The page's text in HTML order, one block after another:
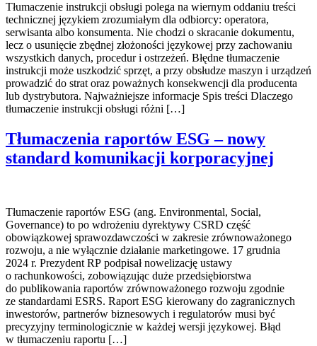
Tłumaczenie instrukcji obsługi polega na wiernym oddaniu treści
technicznej językiem zrozumiałym dla odbiorcy: operatora,
serwisanta albo konsumenta. Nie chodzi o skracanie dokumentu,
lecz o usunięcie zbędnej złożoności językowej przy zachowaniu
wszystkich danych, procedur i ostrzeżeń. Błędne tłumaczenie
instrukcji może uszkodzić sprzęt, a przy obsłudze maszyn i urządzeń
prowadzić do strat oraz poważnych konsekwencji dla producenta
lub dystrybutora. Najważniejsze informacje Spis treści Dlaczego
tłumaczenie instrukcji obsługi różni […]
Tłumaczenia raportów ESG – nowy
standard komunikacji korporacyjnej
Tłumaczenie raportów ESG (ang. Environmental, Social,
Governance) to po wdrożeniu dyrektywy CSRD część
obowiązkowej sprawozdawczości w zakresie zrównoważonego
rozwoju, a nie wyłącznie działanie marketingowe. 17 grudnia
2024 r. Prezydent RP podpisał nowelizację ustawy
o rachunkowości, zobowiązując duże przedsiębiorstwa
do publikowania raportów zrównoważonego rozwoju zgodnie
ze standardami ESRS. Raport ESG kierowany do zagranicznych
inwestorów, partnerów biznesowych i regulatorów musi być
precyzyjny terminologicznie w każdej wersji językowej. Błąd
w tłumaczeniu raportu […]